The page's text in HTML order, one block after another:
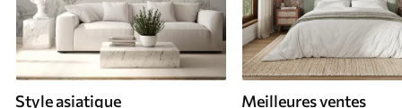
Style asiatique Meilleures ventes